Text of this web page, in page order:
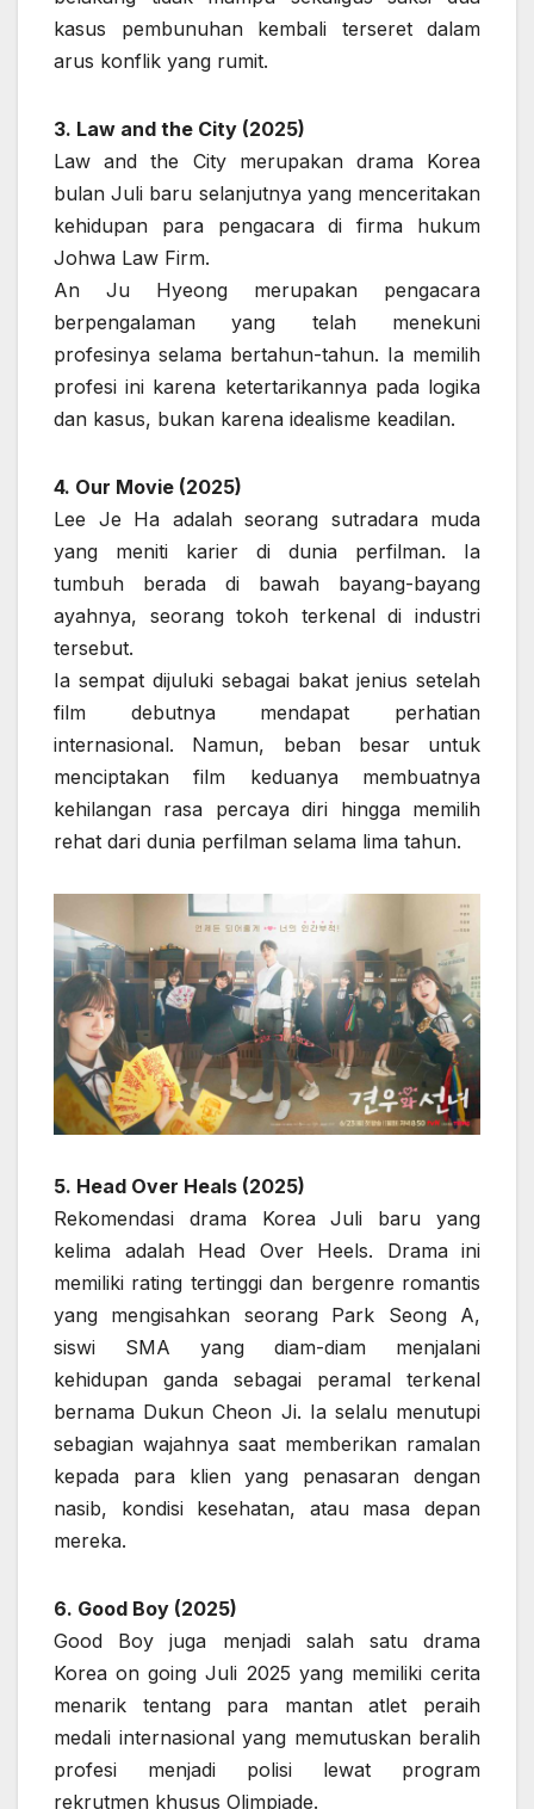
kasus pembunuhan kembali terseret dalam
arus konflik yang rumit.
3. Law and the City (2025)
Law and the City merupakan drama Korea
bulan Juli baru selanjutnya yang menceritakan
kehidupan para pengacara di firma hukum
Johwa Law Firm.
An Ju Hyeong merupakan pengacara
berpengalaman yang telah menekuni
profesinya selama bertahun-tahun. Ia memilih
profesi ini karena ketertarikannya pada logika
dan kasus, bukan karena idealisme keadilan.
4. Our Movie (2025)
Lee Je Ha adalah seorang sutradara muda
yang meniti karier di dunia perfilman. Ia
tumbuh berada di bawah bayang-bayang
ayahnya, seorang tokoh terkenal di industri
tersebut.
Ia sempat dijuluki sebagai bakat jenius setelah
film debutnya mendapat perhatian
internasional. Namun, beban besar untuk
menciptakan film keduanya membuatnya
kehilangan rasa percaya diri hingga memilih
rehat dari dunia perfilman selama lima tahun.
5. Head Over Heals (2025)
Rekomendasi drama Korea Juli baru yang
kelima adalah Head Over Heels. Drama ini
memiliki rating tertinggi dan bergenre romantis
yang mengisahkan seorang Park Seong A,
siswi SMA yang diam-diam menjalani
kehidupan ganda sebagai peramal terkenal
bernama Dukun Cheon Ji. Ia selalu menutupi
sebagian wajahnya saat memberikan ramalan
kepada para klien yang penasaran dengan
nasib, kondisi kesehatan, atau masa depan
mereka.
6. Good Boy (2025)
Good Boy juga menjadi salah satu drama
Korea on going Juli 2025 yang memiliki cerita
menarik tentang para mantan atlet peraih
medali internasional yang memutuskan beralih
profesi menjadi polisi lewat program
rekrutmen khusus Olimpiade.